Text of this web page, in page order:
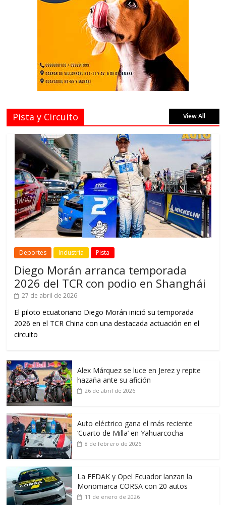
Pista y Circuito View All
Deportes Industria Pista
Diego Morán arranca temporada
2026 del TCR con podio en Shanghái
27 de abril de 2026
El piloto ecuatoriano Diego Morán inició su temporada
2026 en el TCR China con una destacada actuación en el
circuito
Alex Márquez se luce en Jerez y repite
hazaña ante su afición
26 de abril de 2026
Auto eléctrico gana el más reciente
‘Cuarto de Milla’ en Yahuarcocha
8 de febrero de 2026
La FEDAK y Opel Ecuador lanzan la
Monomarca CORSA con 20 autos
11 de enero de 2026